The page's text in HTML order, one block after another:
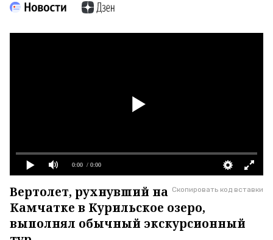
0:00 / 0:00
Скопировать код вставки
Вертолет, рухнувший на
Камчатке в Курильское озеро,
выполнял обычный экскурсионный